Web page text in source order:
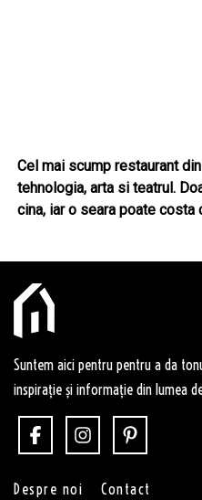
Cel mai scump restaurant
tehnologia, arta si teatrul.
cina, iar o seara poate costa
Suntem aici pentru pentru a da
inspirație și informație din lumea
Despre noi Contact